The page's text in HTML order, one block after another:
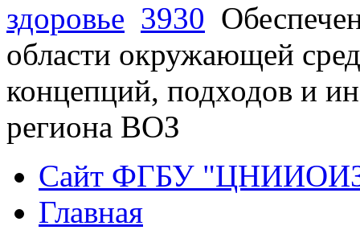
здоровье 3930
области окружающей
концепций, подходов и
региона ВОЗ
Сайт ФГБУ
Главная